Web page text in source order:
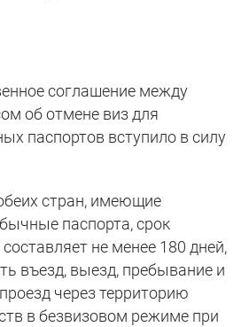
соглашение между
об отмене виз для
паспортов вступило в силу
стран, имеющие
паспорта, срок
не менее 180 дней,
въезд, выезд, пребывание и
через территорию
в безвизовом режиме при